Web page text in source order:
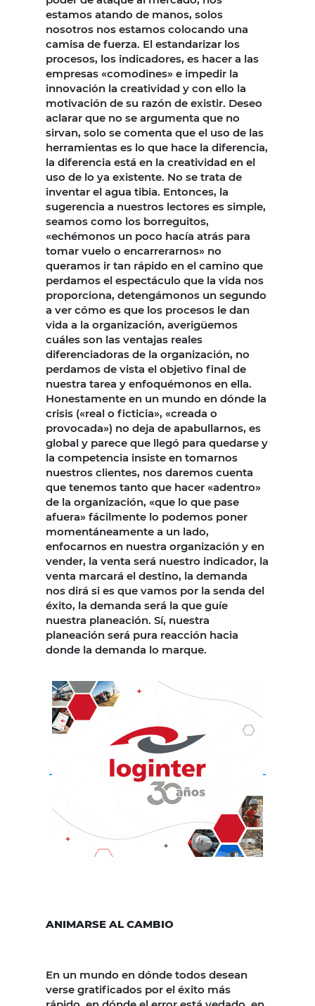
estamos atando de manos, solos
nosotros nos estamos colocando una
camisa de fuerza. El estandarizar los
procesos, los indicadores, es hacer a las
empresas «comodines» e impedir la
innovación la creatividad y con ello la
motivación de su razón de existir. Deseo
aclarar que no se argumenta que no
sirvan, solo se comenta que el uso de las
herramientas es lo que hace la diferencia,
la diferencia está en la creatividad en el
uso de lo ya existente. No se trata de
inventar el agua tibia. Entonces, la
sugerencia a nuestros lectores es simple,
seamos como los borreguitos,
«echémonos un poco hacía atrás para
tomar vuelo o encarrerarnos» no
queramos ir tan rápido en el camino que
perdamos el espectáculo que la vida nos
proporciona, detengámonos un segundo
a ver cómo es que los procesos le dan
vida a la organización, averigüemos
cuáles son las ventajas reales
diferenciadoras de la organización, no
perdamos de vista el objetivo final de
nuestra tarea y enfoquémonos en ella.
Honestamente en un mundo en dónde la
crisis («real o ficticia», «creada o
provocada») no deja de apabullarnos, es
global y parece que llegó para quedarse y
la competencia insiste en tomarnos
nuestros clientes, nos daremos cuenta
que tenemos tanto que hacer «adentro»
de la organización, «que lo que pase
afuera» fácilmente lo podemos poner
momentáneamente a un lado,
enfocarnos en nuestra organización y en
vender, la venta será nuestro indicador, la
venta marcará el destino, la demanda
nos dirá si es que vamos por la senda del
éxito, la demanda será la que guíe
nuestra planeación. Sí, nuestra
planeación será pura reacción hacia
donde la demanda lo marque.
ANIMARSE AL CAMBIO
En un mundo en dónde todos desean
verse gratificados por el éxito más